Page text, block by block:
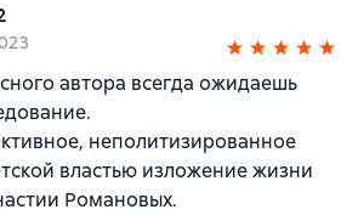
автора всегда ожидаешь
неполитизированное
властью изложение жизни
Романовых.